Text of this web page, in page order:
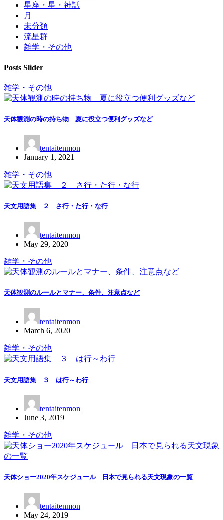
星座・星・神話
月
未分類
流星群
雑学・その他
Posts Slider
雑学・その他
天体観測の時の持ち物 夏に役立つ便利グッズなど
tentaitenmon
January 1, 2021
雑学・その他
天文用語集 ２ さ行・た行・な行
tentaitenmon
May 29, 2020
雑学・その他
天体観測のルールとマナー、条件、注意点など
tentaitenmon
March 6, 2020
雑学・その他
天文用語集 ３ は行～わ行
tentaitenmon
June 3, 2019
雑学・その他
天体ショー2020年スケジュール 日本で見られる天文現象の一覧
tentaitenmon
May 24, 2019